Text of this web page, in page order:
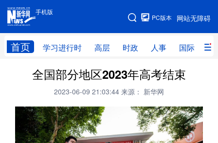
手机版
网站无障碍
PC版本
首页 学习进行时 高层 时政 人事 国际 财
手机版
网站地图
学习进行时 高层 时政 人事
财经 网评
台湾 思客智库 全球连线 教育
科技 科创 量子 体育
全国部分地区2023年高考结束
2023-06-09 21:03:44 来源： 新华网